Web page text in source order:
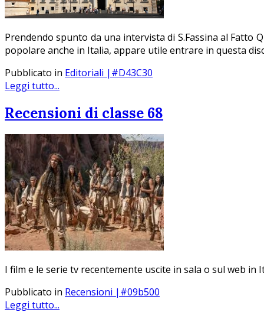
Prendendo spunto da una intervista di S.Fassina al
popolare anche in Italia, appare utile entrare in questa
Pubblicato in Editoriali |#D43C30
Leggi tutto...
Recensioni di classe 68
I film e le serie tv recentemente uscite in sala o sul web in
Pubblicato in Recensioni |#09b500
Leggi tutto...